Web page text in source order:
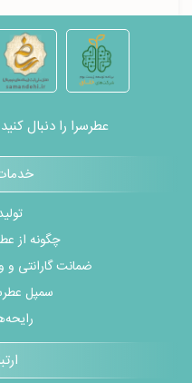
عطرسرا را دنبال کنید
چگونه از
ضمانت گارانتی و
سمپل